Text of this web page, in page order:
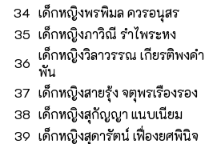
34 เด็กหญิงพรพิมล ควรอนุสร
35 เด็กหญิงภาวิณี รำไพระหง
36 เด็กหญิงวิลาวรรณ เกียรติพงคำ
พัน
37 เด็กหญิงสายรุ้ง จตุพรเรืองรอง
38 เด็กหญิงสุกัญญา แนบเนียม
39 เด็กหญิงสุดารัตน์ เฟื่องยศพินิจ